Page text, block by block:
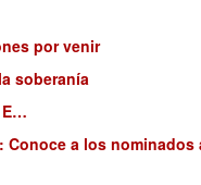
por venir
soberanía
E…
Conoce a los